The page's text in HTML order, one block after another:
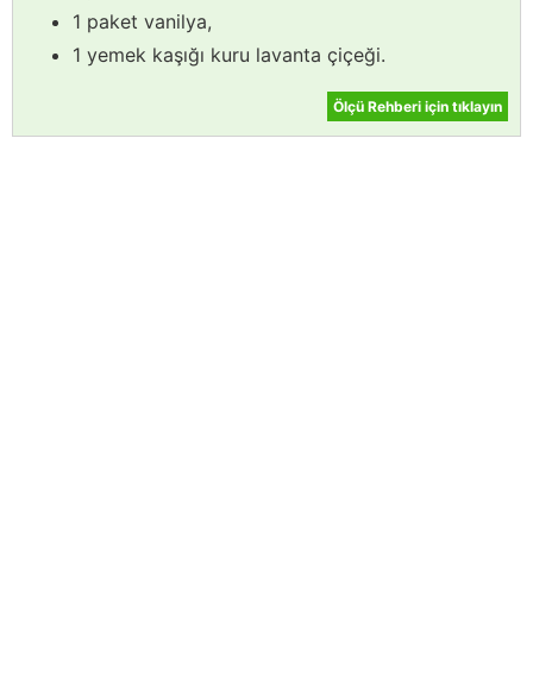
1 paket vanilya,
1 yemek kaşığı kuru lavanta çiçeği.
Ölçü Rehberi için tıklayın